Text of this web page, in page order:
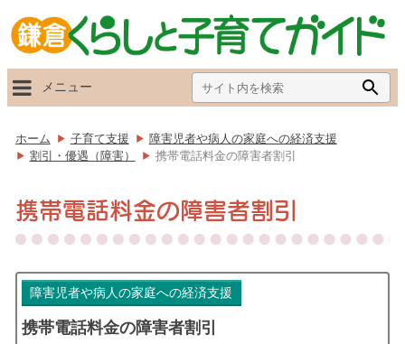
Search
for:
メニュー
ホーム 子育て支援
障害児者や病人の家庭への経済支援
割引・優遇（障害）
携帯電話料金の障害者割引
携帯電話料金の障害者割引
障害児者や病人の家庭への経済支援
携帯電話料金の障害者割引